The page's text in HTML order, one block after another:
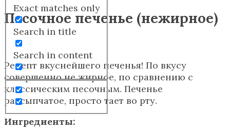
Exact matches only
Search in title
Search in content
Песочное печенье (нежирное)
Рецепт вкуснейшего печенья! По вкусу
совершенно не жирное, по сравнению с
классическим песочным. Печенье
рассыпчатое, просто тает во рту.
Ингредиенты: